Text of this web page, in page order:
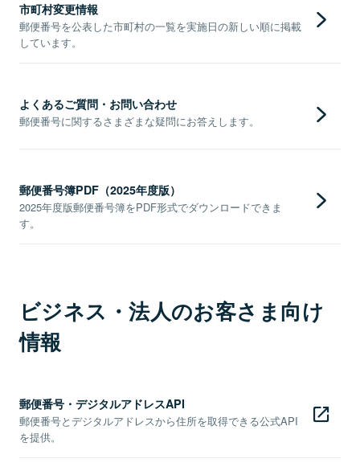
市町村変更情報
郵便番号を公表した市町村の一覧を実施日の新しい順に掲載
しています。
よくあるご質問・お問い合わせ
郵便番号に関するさまざまな疑問にお答えします。
郵便番号簿PDF（2025年度版）
2025年度版郵便番号簿をPDF形式でダウンロードできま
す。
ビジネス・法人のお客さま向け
情報
郵便番号・デジタルアドレスAPI
郵便番号とデジタルアドレスから住所を取得できる公式API
を提供。